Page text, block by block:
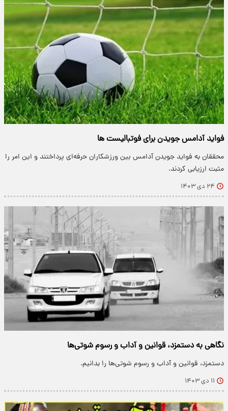
فواید آدامس جویدن برای فوتبالیست ها
محققان به فواید جویدن آدامس بین ورزشکاران حرفه‌ای پرداختند و این امر را
مثبت ارزیابی کردند.
۲۴ دی ۱۴۰۳
نگاهی به دستمزد، قوانین و آداب و رسوم شوتی‌ها
دستمزد، قوانین و آداب و رسوم شوتی‌ها را بدانیم.
۱۱ دی ۱۴۰۳